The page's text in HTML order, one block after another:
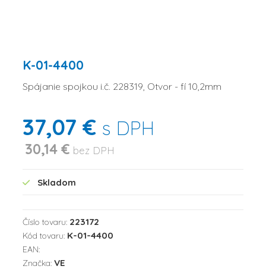
K-01-4400
Spájanie spojkou i.č. 228319, Otvor - fí 10,2mm
37,07 € s DPH
30,14 € bez DPH
Skladom
Číslo tovaru: 223172
Kód tovaru: K-01-4400
EAN:
Značka: VE